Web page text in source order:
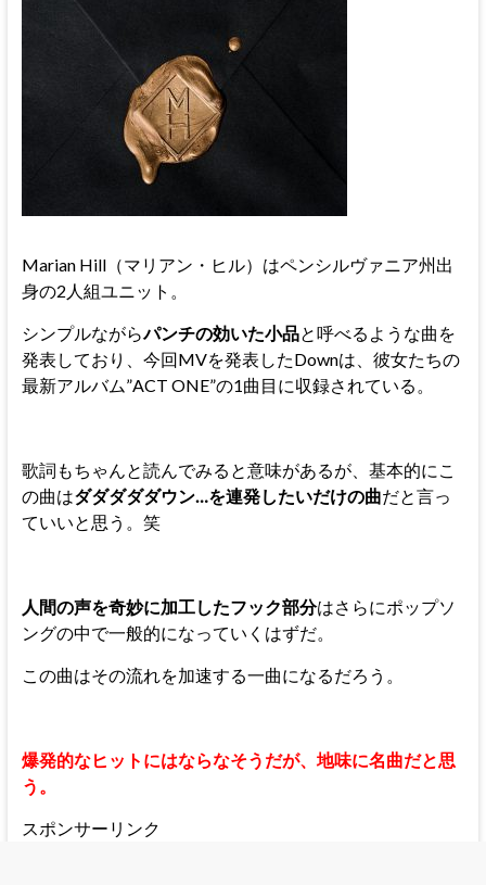
Marian Hill（マリアン・ヒル）はペンシルヴァニア州出
身の2人組ユニット。
シンプルながらパンチの効いた小品と呼べるような曲を
発表しており、今回MVを発表したDownは、彼女たちの
最新アルバム”ACT ONE”の1曲目に収録されている。
歌詞もちゃんと読んでみると意味があるが、基本的にこ
の曲はダダダダダウン…を連発したいだけの曲だと言っ
ていいと思う。笑
人間の声を奇妙に加工したフック部分はさらにポップソ
ングの中で一般的になっていくはずだ。
この曲はその流れを加速する一曲になるだろう。
爆発的なヒットにはならなそうだが、地味に名曲だと思
う。
スポンサーリンク